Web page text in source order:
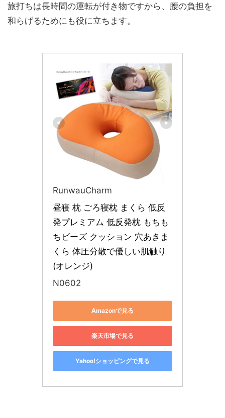
旅打ちは長時間の運転が付き物ですから、腰の負担を
和らげるためにも役に立ちます。
RunwauCharm
昼寝 枕 ごろ寝枕 まくら 低反
発プレミアム 低反発枕 もちも
ちビーズ クッション 穴あきま
くら 体圧分散で優しい肌触り
(オレンジ)
N0602
Amazonで見る
楽天市場で見る
Yahoo!ショッピングで見る